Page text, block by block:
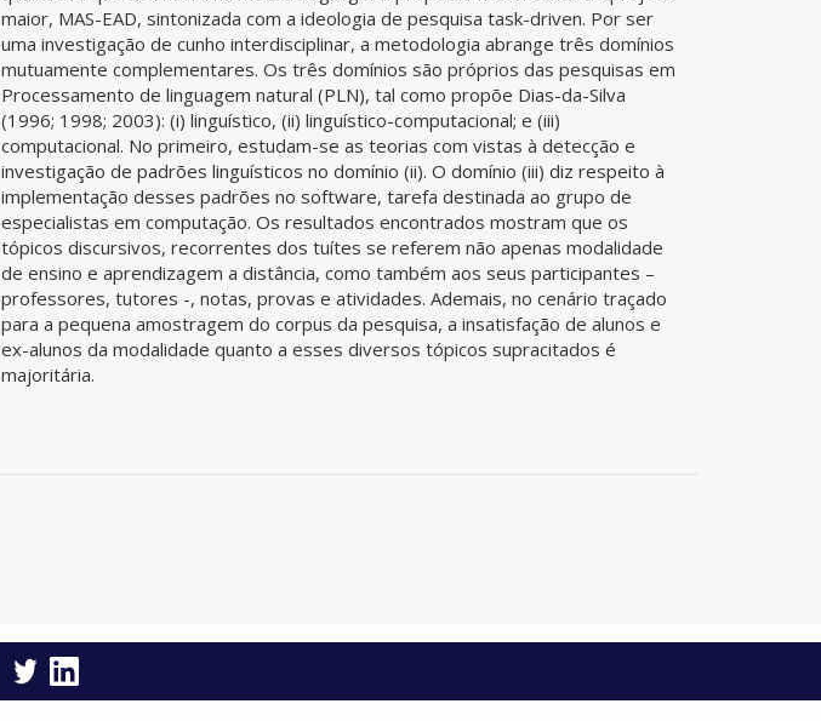
maior, MAS-EAD, sintonizada com a ideologia de pesquisa task-driven. Por ser
uma investigação de cunho interdisciplinar, a metodologia abrange três domínios
mutuamente complementares. Os três domínios são próprios das pesquisas em
Processamento de linguagem natural (PLN), tal como propõe Dias-da-Silva
(1996; 1998; 2003): (i) linguístico, (ii) linguístico-computacional; e (iii)
computacional. No primeiro, estudam-se as teorias com vistas à detecção e
investigação de padrões linguísticos no domínio (ii). O domínio (iii) diz respeito à
implementação desses padrões no software, tarefa destinada ao grupo de
especialistas em computação. Os resultados encontrados mostram que os
tópicos discursivos, recorrentes dos tuítes se referem não apenas modalidade
de ensino e aprendizagem a distância, como também aos seus participantes –
professores, tutores -, notas, provas e atividades. Ademais, no cenário traçado
para a pequena amostragem do corpus da pesquisa, a insatisfação de alunos e
ex-alunos da modalidade quanto a esses diversos tópicos supracitados é
majoritária.